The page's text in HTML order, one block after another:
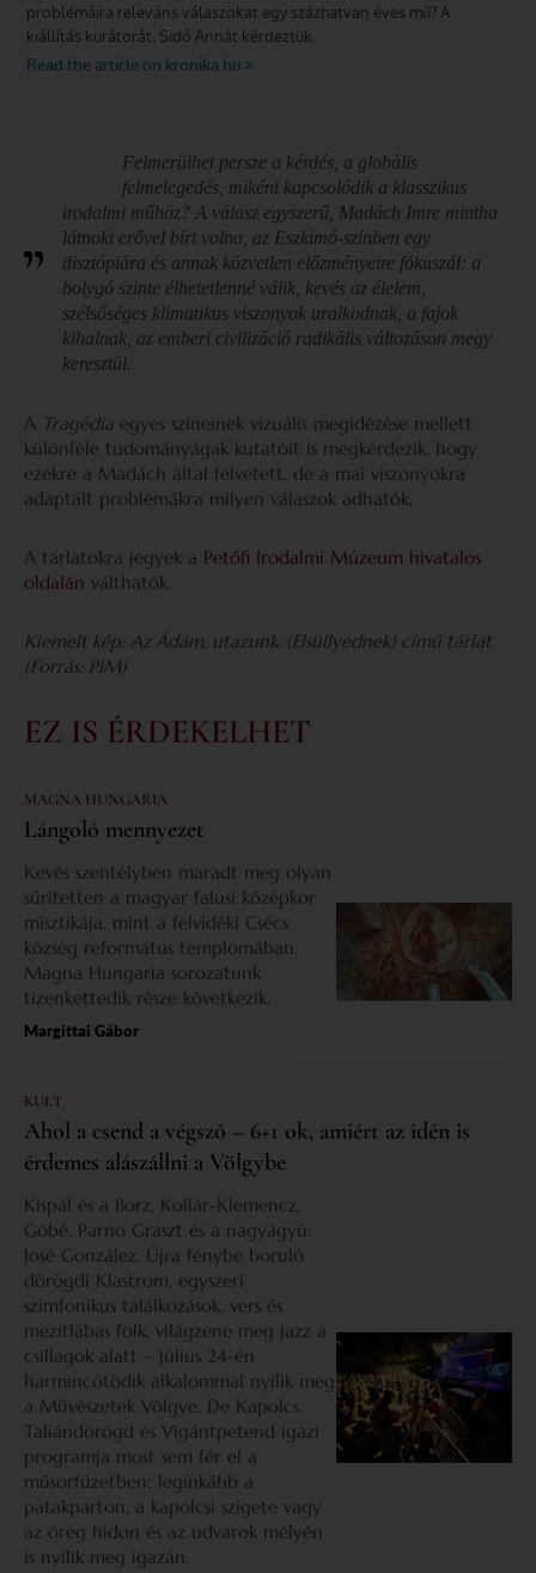
Felmerülhet persze a kérdés, a globális
felmelegedés, miként kapcsolódik a klasszikus
irodalmi műhöz? A válasz egyszerű, Madách Imre mintha
látnoki erővel bírt volna, az Eszkimó-színben egy
disztópiára és annak közvetlen előzményeire fókuszál: a
bolygó szinte élhetetlenné válik, kevés az élelem,
szélsőséges klimatikus viszonyok uralkodnak, a fajok
kihalnak, az emberi civilizáció radikális változáson megy
keresztül.
A Tragédia egyes színeinek vizuális megidézése mellett
különféle tudományágak kutatóit is megkérdezik, hogy
ezekre a Madách által felvetett, de a mai viszonyokra
adaptált problémákra milyen válaszok adhatók.
A tárlatokra jegyek a Petőfi Irodalmi Múzeum hivatalos
oldalán válthatók.
Kiemelt kép: Az Ádám, utazunk. (Elsüllyednek) című tárlat
(Forrás: PIM)
EZ IS ÉRDEKELHET
MAGNA HUNGARIA
Lángoló mennyezet
Kevés szentélyben maradt meg olyan
sűrítetten a magyar falusi középkor
misztikája, mint a felvidéki Csécs
község református templomában.
Magna Hungaria sorozatunk
tizenkettedik része következik.
Margittai Gábor
KULT
Ahol a csend a végszó – 6+1 ok, amiért az idén is
érdemes alászállni a Völgybe
Kispál és a Borz, Kollár-Klemencz,
Góbé, Parno Graszt és a nagyágyú:
José González. Újra fénybe boruló
dörögdi Klastrom, egyszeri
szimfonikus találkozások, vers és
mezítlábas folk, világzene meg jazz a
csillagok alatt – július 24-én
harmincötödik alkalommal nyílik meg
a Művészetek Völgye. De Kapolcs,
Taliándörögd és Vigántpetend igazi
programja most sem fér el a
műsorfüzetben: leginkább a
patakparton, a kapolcsi szigete vagy
az öreg hídon és az udvarok mélyén
is nyílik meg igazán.